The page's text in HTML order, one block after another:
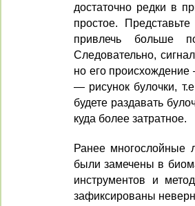
достаточно редки в
простое.
привлечь больше
Следовательно,
но его происхождение
— рисунок булочки,
будете раздавать
куда более затратное.
Ранее многослойные
были замечены в
инструментов и
зафиксированы